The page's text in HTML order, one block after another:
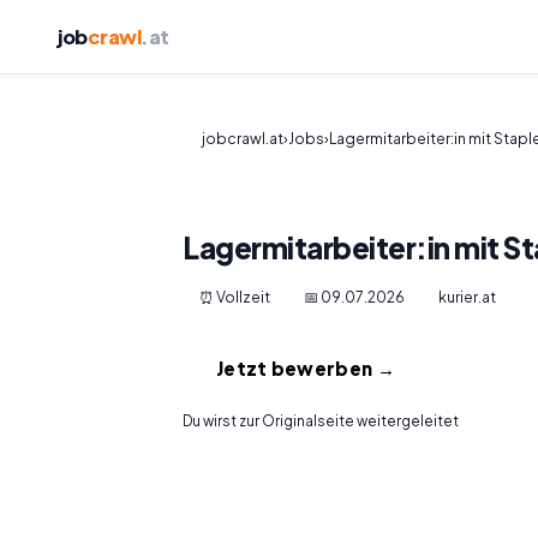
jobcrawl.at
jobcrawl.at›Jobs›Lagermitarbeiter:in mit
Lagermitarbeiter:in mit
⏰ Vollzeit 📅 09.07.2026 kurier.at
Jetzt bewerben →
Du wirst zur Originalseite weitergeleitet